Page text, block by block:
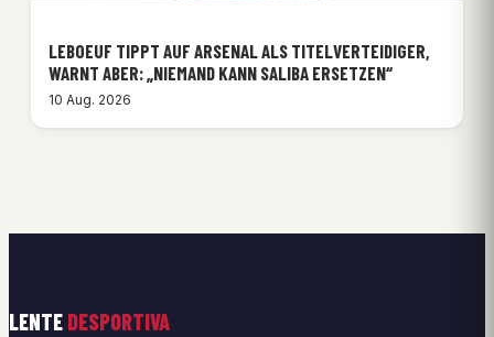
LEBOEUF TIPPT AUF ARSENAL ALS TITELVERTEIDIGER,
WARNT ABER: „NIEMAND KANN SALIBA ERSETZEN“
10 Aug. 2026
LENTE DESPORTIVA